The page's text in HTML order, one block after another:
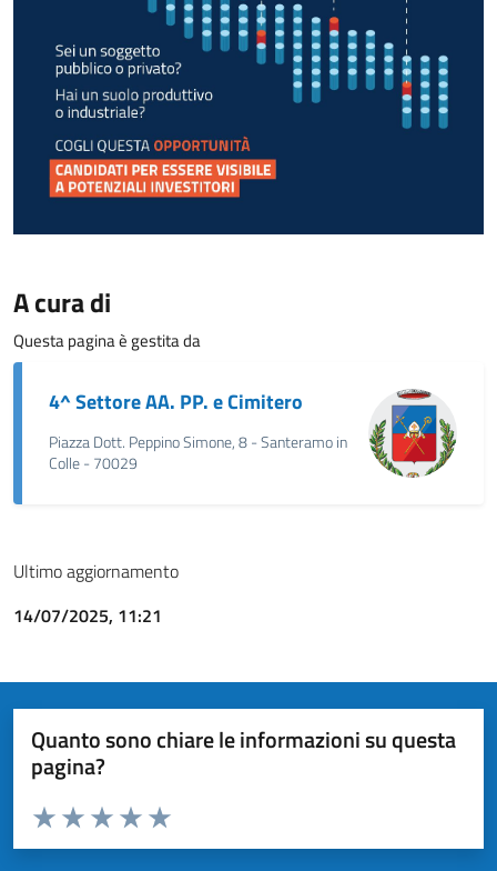
A cura di
Questa pagina è gestita da
4^ Settore AA. PP. e Cimitero
Piazza Dott. Peppino Simone, 8 - Santeramo in
Colle - 70029
Ultimo aggiornamento
14/07/2025, 11:21
Quanto sono chiare le informazioni su questa
pagina?
Valuta da 1 a 5 stelle la pagina
Valuta 5 stelle su 5
Valuta 4 stelle su 5
Valuta 3 stelle su 5
Valuta 2 stelle su 5
Valuta 1 stelle su 5